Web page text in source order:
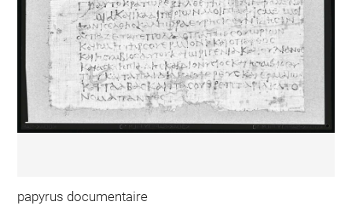
papyrus documentaire